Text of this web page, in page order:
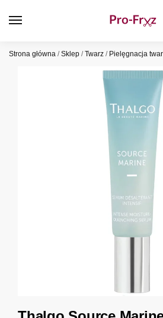
Strona główna /Sklep /Twarz / Pielęgnacja